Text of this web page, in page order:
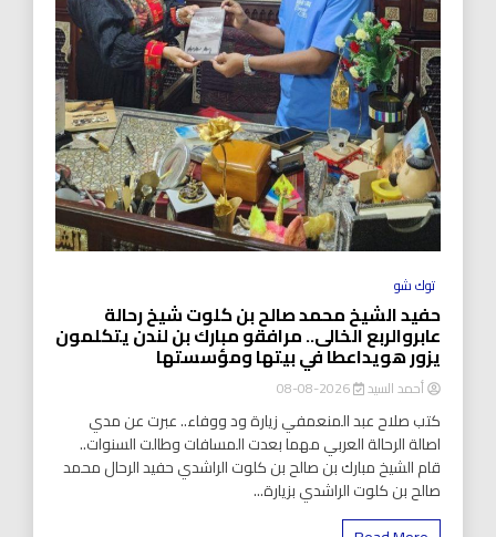
توك شو
حفيد الشيخ محمد صالح بن كلوت شيخ رحالة
عابروالربع الخالى.. مرافقو مبارك بن لندن يتكلمون
يزور هويداعطا في بيتها ومؤسستها
أحمد السيد 2026-08-08
كتب صلاح عبد المنعمفي زيارة ود ووفاء.. عبرت عن مدي
اصالة الرحالة العربي مهما بعدت المسافات وطالت السنوات..
قام الشيخ مبارك بن صالح بن كلوت الراشدي حفيد الرحال محمد
صالح بن كلوت الراشدي بزيارة...